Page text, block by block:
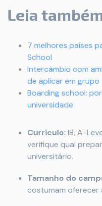
Leia
7 melhores países
School
Intercâmbio com
de aplicar em grupo
Boarding school:
universidade
Currículo: IB, A-
verifique qual
universitário.
Tamanho do
costumam oferecer